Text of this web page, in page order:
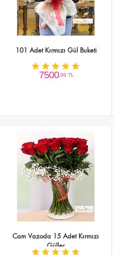
101 Adet Kırmızı Gül Buketi
7500,00 TL
Cam Vazoda 15 Adet Kırmızı
Güller